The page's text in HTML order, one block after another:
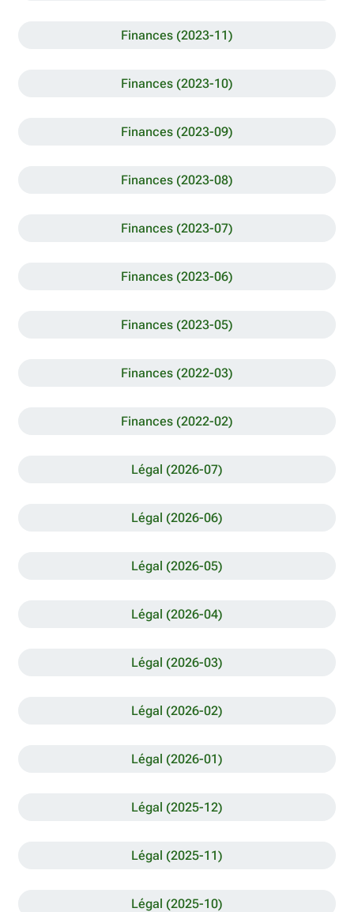
Finances (2023-11)
Finances (2023-10)
Finances (2023-09)
Finances (2023-08)
Finances (2023-07)
Finances (2023-06)
Finances (2023-05)
Finances (2022-03)
Finances (2022-02)
Légal (2026-07)
Légal (2026-06)
Légal (2026-05)
Légal (2026-04)
Légal (2026-03)
Légal (2026-02)
Légal (2026-01)
Légal (2025-12)
Légal (2025-11)
Légal (2025-10)